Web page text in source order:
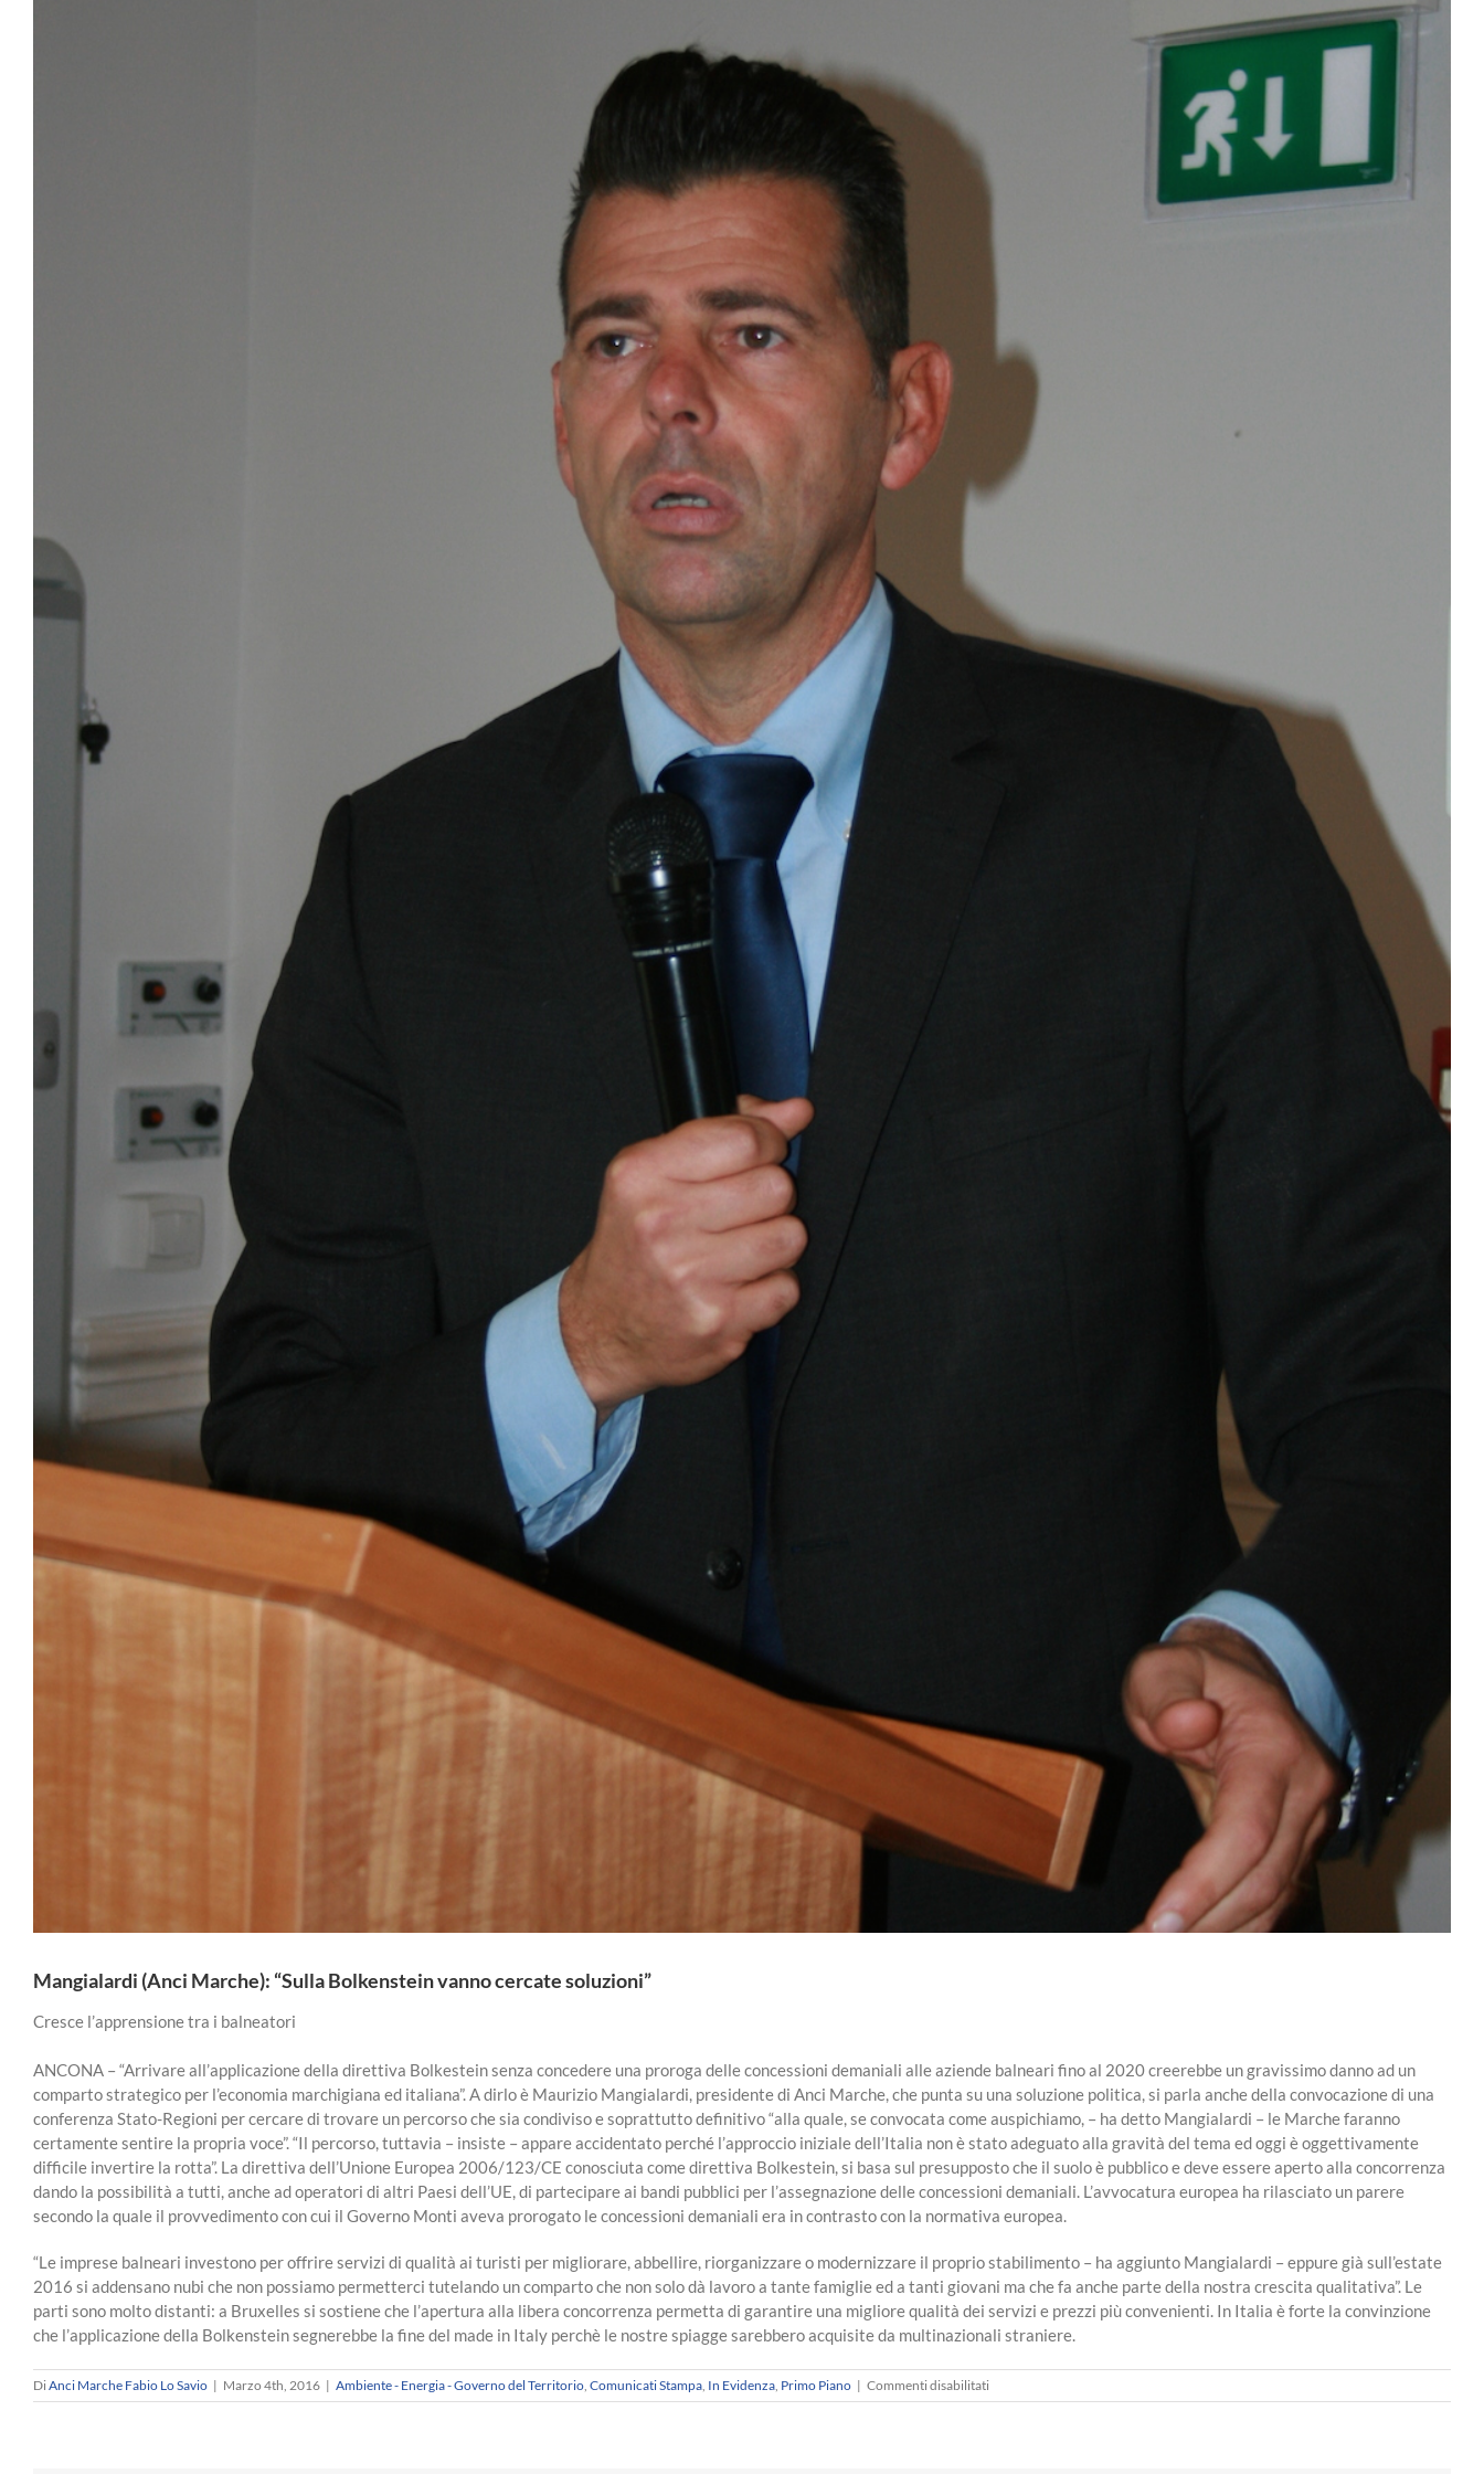
Mangialardi (Anci Marche): “Sulla Bolkenstein vanno cercate soluzioni”
Cresce l’apprensione tra i balneatori
ANCONA – “Arrivare all’applicazione della direttiva Bolkestein senza concedere una proroga delle concessioni demaniali alle aziende balneari fino al 2020 creerebbe un gravissimo danno ad un
comparto strategico per l’economia marchigiana ed italiana”. A dirlo è Maurizio Mangialardi, presidente di Anci Marche, che punta su una soluzione politica, si parla anche della convocazione di una
conferenza Stato-Regioni per cercare di trovare un percorso che sia condiviso e soprattutto definitivo “alla quale, se convocata come auspichiamo, – ha detto Mangialardi – le Marche faranno
certamente sentire la propria voce”. “Il percorso, tuttavia – insiste – appare accidentato perché l’approccio iniziale dell’Italia non è stato adeguato alla gravità del tema ed oggi è oggettivamente
difficile invertire la rotta”. La direttiva dell’Unione Europea 2006/123/CE conosciuta come direttiva Bolkestein, si basa sul presupposto che il suolo è pubblico e deve essere aperto alla concorrenza
dando la possibilità a tutti, anche ad operatori di altri Paesi dell’UE, di partecipare ai bandi pubblici per l’assegnazione delle concessioni demaniali. L’avvocatura europea ha rilasciato un parere
secondo la quale il provvedimento con cui il Governo Monti aveva prorogato le concessioni demaniali era in contrasto con la normativa europea.
“Le imprese balneari investono per offrire servizi di qualità ai turisti per migliorare, abbellire, riorganizzare o modernizzare il proprio stabilimento – ha aggiunto Mangialardi – eppure già sull’estate
2016 si addensano nubi che non possiamo permetterci tutelando un comparto che non solo dà lavoro a tante famiglie ed a tanti giovani ma che fa anche parte della nostra crescita qualitativa”. Le
parti sono molto distanti: a Bruxelles si sostiene che l’apertura alla libera concorrenza permetta di garantire una migliore qualità dei servizi e prezzi più convenienti. In Italia è forte la convinzione
che l’applicazione della Bolkenstein segnerebbe la fine del made in Italy perchè le nostre spiagge sarebbero acquisite da multinazionali straniere.
DiAnci Marche Fabio Lo Savio | Marzo 4th, 2016 | Ambiente - Energia - Governo del Territorio, Comunicati Stampa, In Evidenza, Primo Piano | Commenti disabilitatisu
Mangialardi